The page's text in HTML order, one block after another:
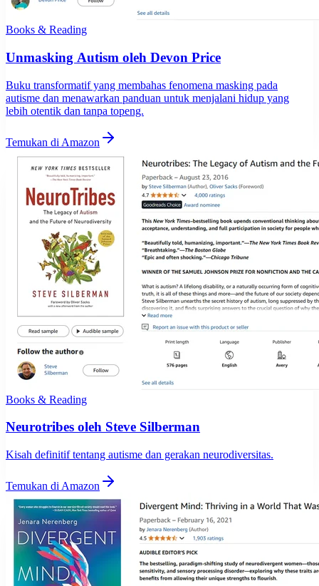
Books & Reading
Unmasking Autism oleh Devon Price
Buku transformatif yang membahas fenomena masking pada
autisme dan menawarkan panduan untuk menjalani hidup yang
lebih otentik dan tanpa topeng.
Temukan di Amazon
Books & Reading
Neurotribes oleh Steve Silberman
Kisah definitif tentang autisme dan gerakan neurodiversitas.
Temukan di Amazon